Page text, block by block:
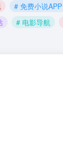
# 免费小说APP
# 电影导航